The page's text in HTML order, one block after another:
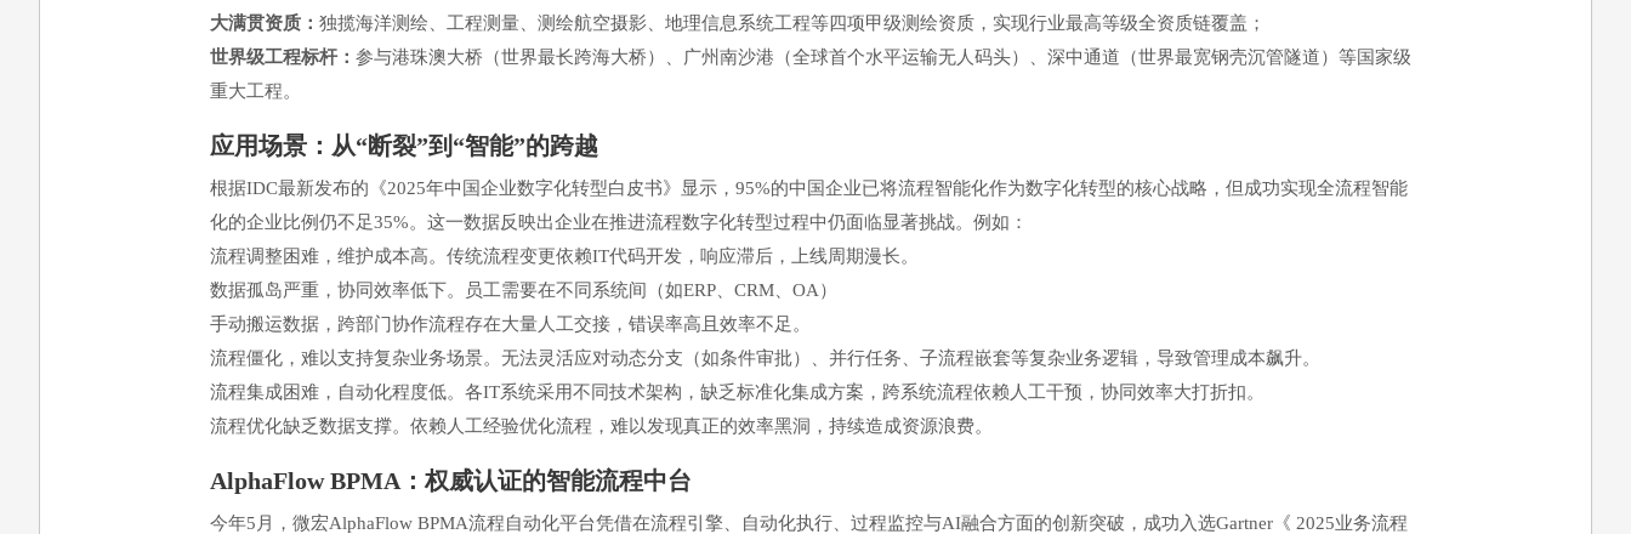
大满贯资质： 独揽海洋测绘、工程测量、测绘航空摄影、地理信息系统工程等四项甲级测绘资质，实现行业最高等级全资质链覆盖；
世界级工程标杆： 参与港珠澳大桥（世界最长跨海大桥）、广州南沙港（全球首个水平运输无人码头）、深中通道（世界最宽钢壳沉管隧道）等国家级
重大工程。
应用场景：从“断裂”到“智能”的跨越
根据IDC最新发布的《2025年中国企业数字化转型白皮书》显示，95%的中国企业已将流程智能化作为数字化转型的核心战略，但成功实现全流程智能
化的企业比例仍不足35%。这一数据反映出企业在推进流程数字化转型过程中仍面临显著挑战。例如：
流程调整困难，维护成本高。传统流程变更依赖IT代码开发，响应滞后，上线周期漫长。
数据孤岛严重，协同效率低下。员工需要在不同系统间（如ERP、CRM、OA）
手动搬运数据，跨部门协作流程存在大量人工交接，错误率高且效率不足。
流程僵化，难以支持复杂业务场景。无法灵活应对动态分支（如条件审批）、并行任务、子流程嵌套等复杂业务逻辑，导致管理成本飙升。
流程集成困难，自动化程度低。各IT系统采用不同技术架构，缺乏标准化集成方案，跨系统流程依赖人工干预，协同效率大打折扣。
流程优化缺乏数据支撑。依赖人工经验优化流程，难以发现真正的效率黑洞，持续造成资源浪费。
AlphaFlow BPMA：权威认证的智能流程中台
今年5月，微宏AlphaFlow BPMA流程自动化平台凭借在流程引擎、自动化执行、过程监控与AI融合方面的创新突破，成功入选Gartner《 2025业务流程